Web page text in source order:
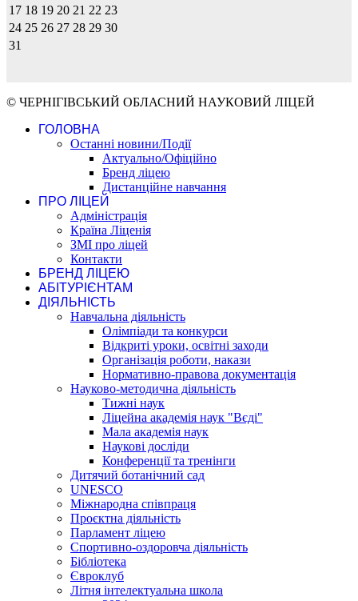
17 18 19 20 21 22 23
24 25 26 27 28 29 30
31
© ЧЕРНІГІВСЬКИЙ ОБЛАСНИЙ НАУКОВИЙ ЛІЦЕЙ
ГОЛОВНА
Останні новини/Події
Актуально/Офіційно
Бренд ліцею
Дистанційне навчання
ПРО ЛІЦЕЙ
Адміністрація
Країна Ліценія
ЗМІ про ліцей
Контакти
БРЕНД ЛІЦЕЮ
АБІТУРІЄНТАМ
ДІЯЛЬНІСТЬ
Навчальна діяльність
Олімпіади та конкурси
Відкриті уроки, освітні заходи
Організація роботи, накази
Нормативно-правова документація
Науково-методична діяльність
Тижні наук
Ліцейна академія наук "Вєді"
Мала академія наук
Наукові досліди
Конференції та тренінги
Дитячий ботанічний сад
UNESCO
Міжнародна співпраця
Проєктна діяльність
Парламент ліцею
Спортивно-оздоровча діяльність
Бібліотека
Євроклуб
Літня інтелектуальна школа